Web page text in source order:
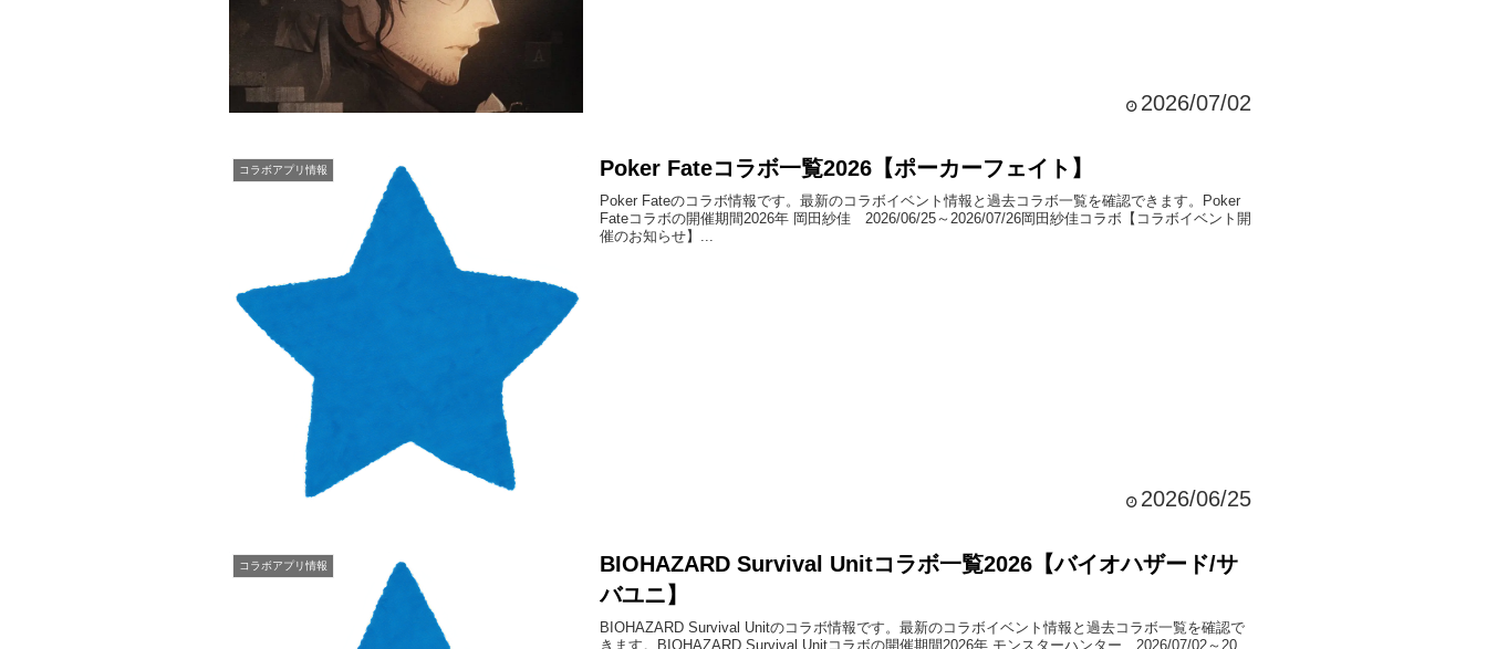
2026/07/02
コラボアプリ情報 Poker Fateコラボ一覧2026【ポーカーフェイト】
Poker Fateのコラボ情報です。最新のコラボイベント情報と過去コラボ一覧を確認できます。Poker
Fateコラボの開催期間2026年 岡田紗佳 2026/06/25～2026/07/26岡田紗佳コラボ【コラボイベント開
催のお知らせ】...
2026/06/25
コラボアプリ情報
BIOHAZARD Survival Unitコラボ一覧2026【バイオハザード/サ
バユニ】
BIOHAZARD Survival Unitのコラボ情報です。最新のコラボイベント情報と過去コラボ一覧を確認で
きます。BIOHAZARD Survival Unitコラボの開催期間2026年 モンスターハンター 2026/07/02～20...